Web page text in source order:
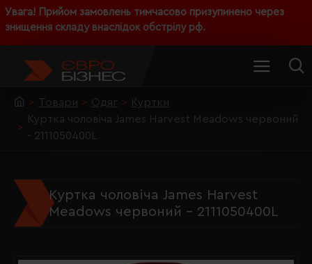
Увага! Прийом замовлень тимчасово призупинено через
знищення складу внаслідок обстрілу рф.
Товари Одяг
Куртки
Куртка чоловіча James Harvest Meadows червоний
- 2111050400L
Куртка чоловіча James Harvest
Meadows червоний - 2111050400L